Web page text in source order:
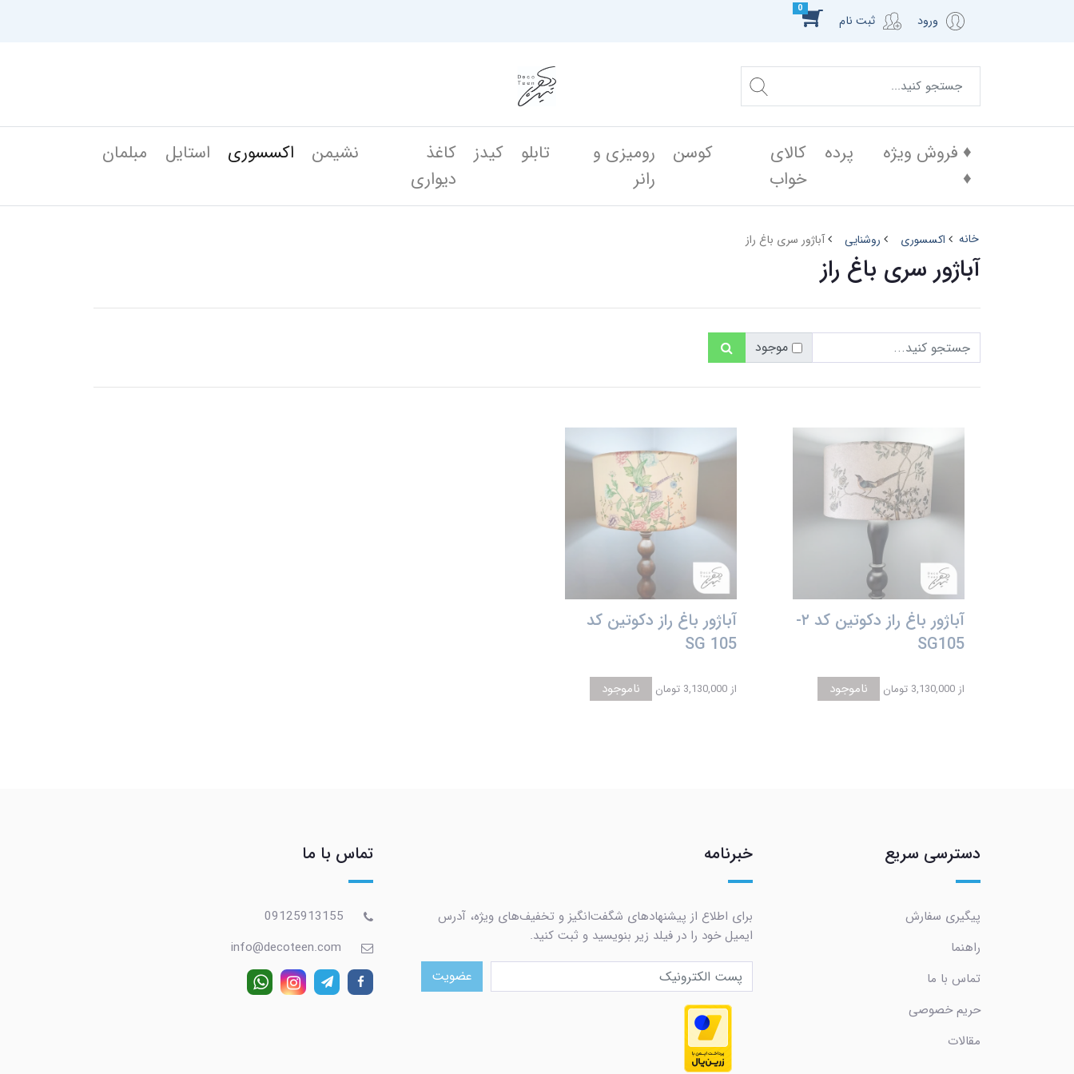
ورود ثبت نام
0
♦️ فروش ویژه
♦️
پرده
کالای
خواب
کوسن
رومیزی و
رانر
تابلو کیدز
کاغذ
دیواری
نشیمن اکسسوری استایل مبلمان
خانه اکسسوری روشنایی آباژور سری باغ راز
آباژور سری باغ راز
موجود
آباژور باغ راز دکوتین کد ۲-
SG105
از 3,130,000 تومان ناموجود
آباژور باغ راز دکوتین کد
SG 105
از 3,130,000 تومان ناموجود
دسترسی سریع
پیگیری سفارش
راهنما
تماس با ما
حریم خصوصی
مقالات
خبرنامه
برای اطلاع از پیشنهادهای شگفت‌انگیز و تخفیف‌های ویژه، آدرس
ایمیل خود را در فیلد زیر بنویسید و ثبت کنید.
عضویت
تماس با ما